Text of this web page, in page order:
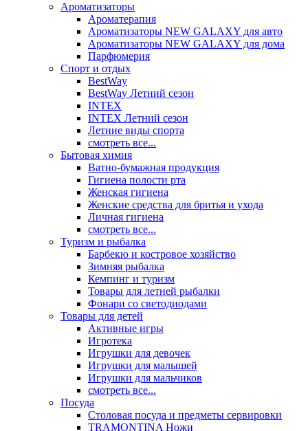
Ароматизаторы
Ароматерапия
Ароматизаторы NEW GALAXY для авто
Ароматизаторы NEW GALAXY для дома
Парфюмерия
Спорт и отдых
BestWay
BestWay Летний сезон
INTEX
INTEX Летний сезон
Летние виды спорта
смотреть все...
Бытовая химия
Ватно-бумажная продукция
Гигиена полости рта
Женская гигиена
Женские средства для бритья и ухода
Личная гигиена
смотреть все...
Туризм и рыбалка
Барбекю и костровое хозяйство
Зимняя рыбалка
Кемпинг и туризм
Товары для летней рыбалки
Фонари со светодиодами
Товары для детей
Активные игры
Игротека
Игрушки для девочек
Игрушки для малышей
Игрушки для мальчиков
смотреть все...
Посуда
Столовая посуда и предметы сервировки
TRAMONTINA Ножи